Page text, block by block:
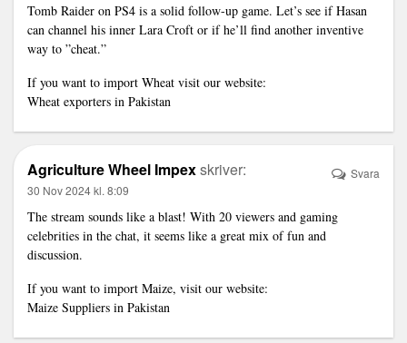
Tomb Raider on PS4 is a solid follow-up game. Let’s see if Hasan
can channel his inner Lara Croft or if he’ll find another inventive
way to ”cheat.”
If you want to import Wheat visit our website:
Wheat exporters in Pakistan
Agriculture Wheel Impexskriver:
30 Nov 2024 kl. 8:09
The stream sounds like a blast! With 20 viewers and gaming
celebrities in the chat, it seems like a great mix of fun and
discussion.
If you want to import Maize, visit our website:
Maize Suppliers in Pakistan
Svara